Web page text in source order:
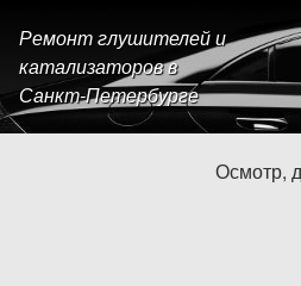
Ремонт глушителей и
катализаторов в
Санкт-Петербурге
Осмотр,